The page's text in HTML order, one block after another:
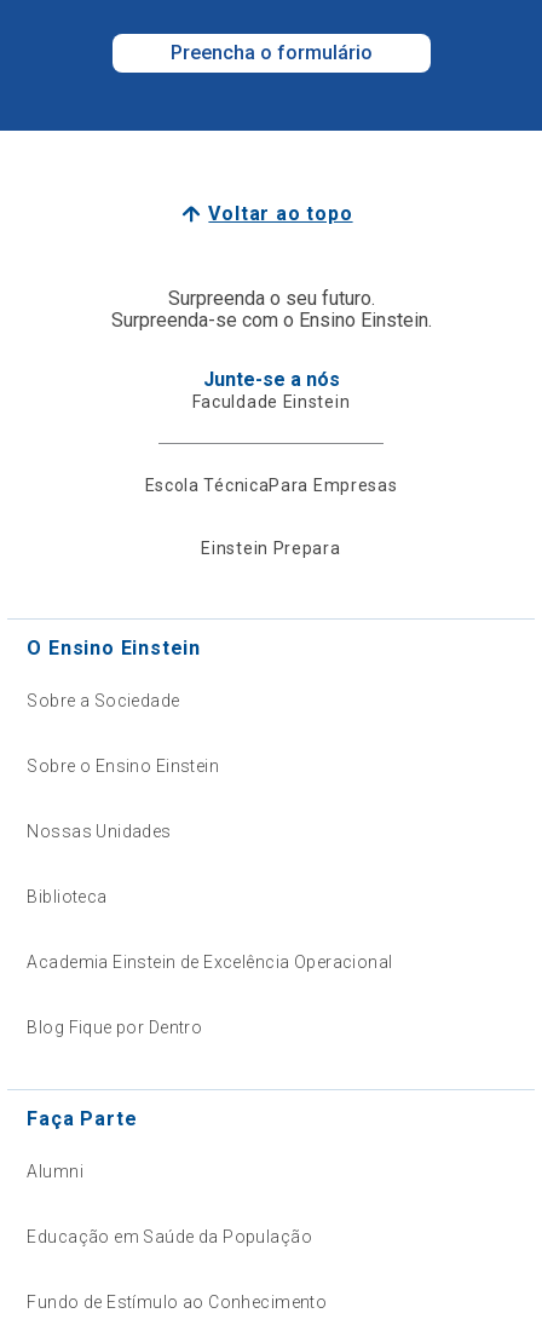
Preencha o formulário
Voltar ao topo
Surpreenda o seu futuro.
Surpreenda-se com o Ensino Einstein.
Junte-se a nós
Faculdade Einstein
Escola TécnicaPara Empresas
Einstein Prepara
O Ensino Einstein
Sobre a Sociedade
Sobre o Ensino Einstein
Nossas Unidades
Biblioteca
Academia Einstein de Excelência Operacional
Blog Fique por Dentro
Faça Parte
Alumni
Educação em Saúde da População
Fundo de Estímulo ao Conhecimento